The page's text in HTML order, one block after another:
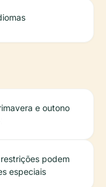
e outono
podem
especiais